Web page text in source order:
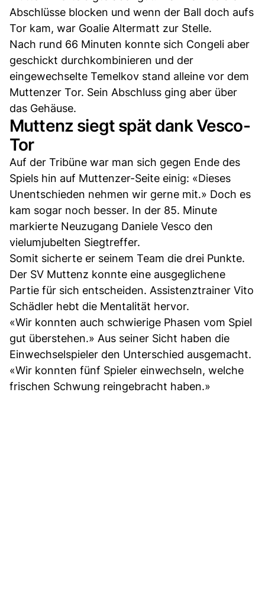
Abschlüsse blocken und wenn der Ball doch aufs
Tor kam, war Goalie Altermatt zur Stelle.
Nach rund 66 Minuten konnte sich Congeli aber
geschickt durchkombinieren und der
eingewechselte Temelkov stand alleine vor dem
Muttenzer Tor. Sein Abschluss ging aber über
das Gehäuse.
Muttenz siegt spät dank Vesco-
Tor
Auf der Tribüne war man sich gegen Ende des
Spiels hin auf Muttenzer-Seite einig: «Dieses
Unentschieden nehmen wir gerne mit.» Doch es
kam sogar noch besser. In der 85. Minute
markierte Neuzugang Daniele Vesco den
vielumjubelten Siegtreffer.
Somit sicherte er seinem Team die drei Punkte.
Der SV Muttenz konnte eine ausgeglichene
Partie für sich entscheiden. Assistenztrainer Vito
Schädler hebt die Mentalität hervor.
«Wir konnten auch schwierige Phasen vom Spiel
gut überstehen.» Aus seiner Sicht haben die
Einwechselspieler den Unterschied ausgemacht.
«Wir konnten fünf Spieler einwechseln, welche
frischen Schwung reingebracht haben.»